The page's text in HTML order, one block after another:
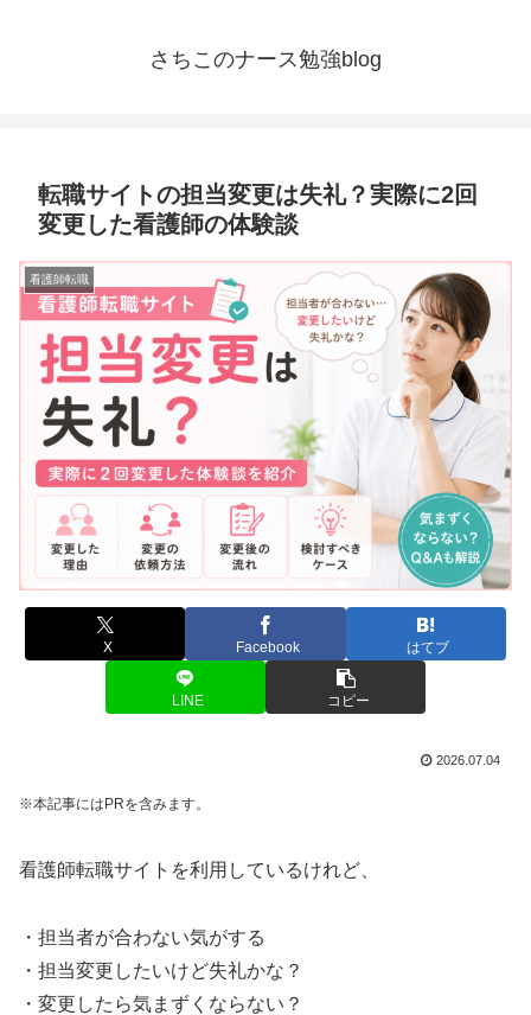
さちこのナース勉強blog
転職サイトの担当変更は失礼？実際に2回
変更した看護師の体験談
看護師転職
X Facebook はてブ
LINE コピー
2026.07.04
※本記事にはPRを含みます。
看護師転職サイトを利用しているけれど、
・担当者が合わない気がする
・担当変更したいけど失礼かな？
・変更したら気まずくならない？